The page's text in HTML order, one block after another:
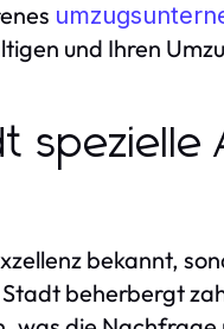
und Ihren
bekannt,
beherbergt